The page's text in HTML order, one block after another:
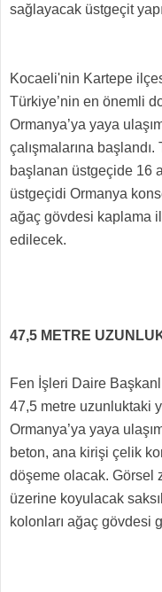
sağlayacak üstgeçit
Kocaeli'nin Kartepe
Türkiye’nin en önemli
Ormanya’ya yaya
çalışmalarına başlandı.
başlanan üstgeçide 16
üstgeçidi Ormanya
ağaç gövdesi kaplama
edilecek.
47,5 METRE
Fen İşleri Daire
47,5 metre uzunluktaki
Ormanya’ya yaya
beton, ana kirişi çelik
döşeme olacak. Görsel
üzerine koyulacak
kolonları ağaç gövdesi